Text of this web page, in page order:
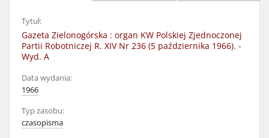
Tytuł:
Gazeta Zielonogórska : organ KW Polskiej Zjednoczonej
Partii Robotniczej R. XIV Nr 236 (5 października 1966). -
Wyd. A
Data wydania:
1966
Typ zasobu:
czasopisma